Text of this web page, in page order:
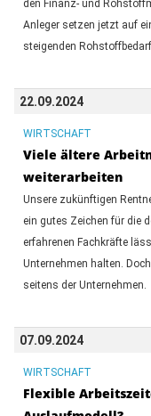
den Finanz- und
Anleger setzen jetzt auf
steigenden
22.09.2024
WIRTSCHAFT
Viele ältere
weiterarbeiten
Unsere zukünftigen
ein gutes Zeichen für die
erfahrenen Fachkräfte
Unternehmen halten.
seitens der Unternehmen.
07.09.2024
WIRTSCHAFT
Flexible